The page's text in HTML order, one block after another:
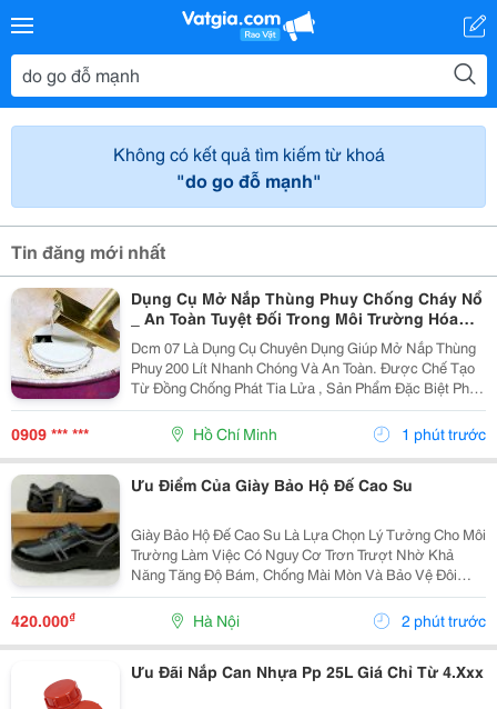
Không có kết quả tìm kiếm từ khoá
"do go đỗ mạnh"
Tin đăng mới nhất
Dụng Cụ Mở Nắp Thùng Phuy Chống Cháy Nổ
_ An Toàn Tuyệt Đối Trong Môi Trường Hóa
Chất
Dcm 07 Là Dụng Cụ Chuyên Dụng Giúp Mở Nắp Thùng
Phuy 200 Lít Nhanh Chóng Và An Toàn. Được Chế Tạo
Từ Đồng Chống Phát Tia Lửa , Sản Phẩm Đặc Biệt Phù
Hợp Cho Các Khu Vực Làm Việc Có Nguy Cơ Cháy Nổ
Như Kho Xăng Dầu, Hóa Chất Và Dung Môi. Thông
0909 *** *** Hồ Chí Minh 1 phút trước
Ưu Điểm Của Giày Bảo Hộ Đế Cao Su
Giày Bảo Hộ Đế Cao Su Là Lựa Chọn Lý Tưởng Cho Môi
Trường Làm Việc Có Nguy Cơ Trơn Trượt Nhờ Khả
Năng Tăng Độ Bám, Chống Mài Mòn Và Bảo Vệ Đôi
Chân Hiệu Quả. Chất Liệu Đế Cao Su Giúp Giảm Nguy
Cơ Tai Nạn, Hỗ Trợ Người Lao Động Di Chuyển An
Toàn, Linh...
420.000₫ Hà Nội 2 phút trước
Ưu Đãi Nắp Can Nhựa Pp 25L Giá Chỉ Từ 4.Xxx